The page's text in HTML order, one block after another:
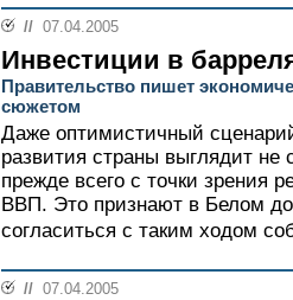
// 07.04.2005
Инвестиции в
Правительство пишет
сюжетом
Даже оптимистичный
развития страны выглядит
прежде всего с точки зрения
ВВП. Это признают в Белом
согласиться с таким ходом
// 07.04.2005